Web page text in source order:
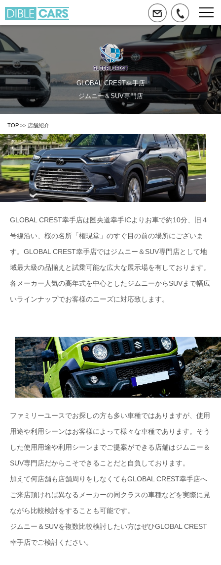
GLOBAL CREST幸手店
ジムニー＆SUV専門店
TOP >> 店舗紹介
GLOBAL CREST幸手店は圏央道幸手ICよりお車で約10分、旧４
号線沿い、桜の名所「権現堂」のすぐ目の前の場所にございま
す。GLOBAL CREST幸手店ではジムニー＆SUV専門店として地
域最大級の品揃えと試乗可能な広大な展示場を有しております。
各メーカー人気の高年式を中心としたジムニーからSUVまで幅広
いラインナップでお客様のニーズに対応致します。
ファミリーユースでお探しの方も多い車種ではありますが、使用
用途や利用シーンはお客様によって様々な車種であります。そう
した使用用途や利用シーンまでご提案ができる店舗はジムニー＆
SUV専門店だからこそできることだと自負しております。
加えて何店舗も店舗周りをしなくてもGLOBAL CREST幸手店へ
ご来店頂ければ異なるメーカーの同クラスの車種などを実際に見
ながら比較検討をすることも可能です。
ジムニー＆SUVを複数比較検討したい方はぜひGLOBAL CREST
幸手店でご検討ください。